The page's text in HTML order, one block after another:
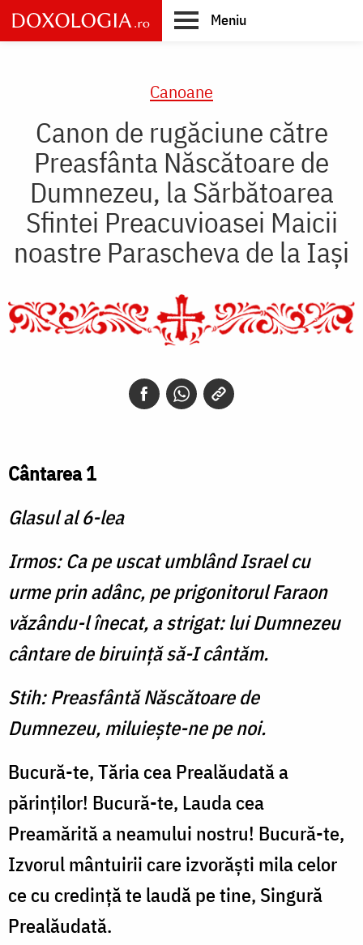
Skip
to
main
Meniu
Canoane
Canon de rugăciune către
Preasfânta Născătoare de
Dumnezeu, la Sărbătoarea
Sfintei Preacuvioasei Maicii
noastre Parascheva de la Iaşi
Cântarea 1
Glasul al 6-lea
Irmos: Ca pe uscat umblând Israel cu
urme prin adânc, pe prigonitorul Faraon
văzându-l înecat, a strigat: lui Dumnezeu
cântare de biruinţă să-I cântăm.
Stih: Preasfântă Născătoare de
Dumnezeu, miluieşte-ne pe noi.
Bucură-te, Tăria cea Prealăudată a
părinţilor! Bucură-te, Lauda cea
Preamărită a neamului nostru! Bucură-te,
Izvorul mântuirii care izvorăşti mila celor
ce cu credinţă te laudă pe tine, Singură
Prealăudată.